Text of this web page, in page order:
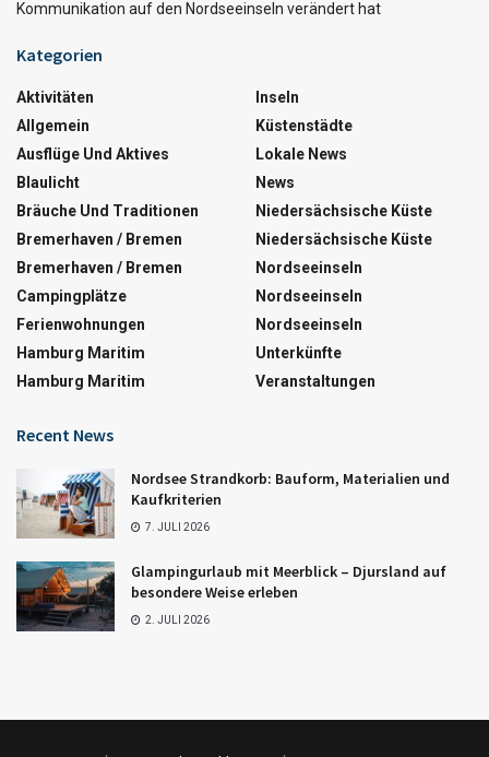
Kommunikation auf den Nordseeinseln verändert hat
Kategorien
Aktivitäten
Allgemein
Ausflüge Und Aktives
Blaulicht
Bräuche Und Traditionen
Bremerhaven / Bremen
Bremerhaven / Bremen
Campingplätze
Ferienwohnungen
Hamburg Maritim
Hamburg Maritim
Inseln
Küstenstädte
Lokale News
News
Niedersächsische Küste
Niedersächsische Küste
Nordseeinseln
Nordseeinseln
Nordseeinseln
Unterkünfte
Veranstaltungen
Recent News
Nordsee Strandkorb: Bauform, Materialien und
Kaufkriterien
7. JULI 2026
Glampingurlaub mit Meerblick – Djursland auf
besondere Weise erleben
2. JULI 2026